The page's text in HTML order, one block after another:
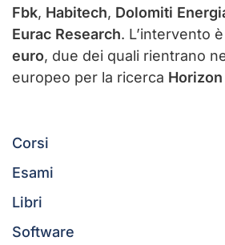
Fbk, Habitech, Dolomiti
Eurac Research. L’intervento
euro, due dei quali rientrano
europeo per la ricerca
Corsi
Esami
Libri
Software